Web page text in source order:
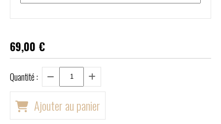
69,00 €
Quantité :
Ajouter au panier